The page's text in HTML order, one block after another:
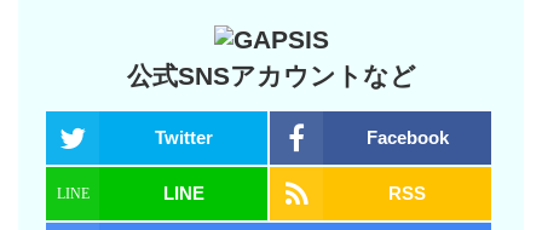
公式SNSアカウントなど
Twitter Facebook
LINE RSS